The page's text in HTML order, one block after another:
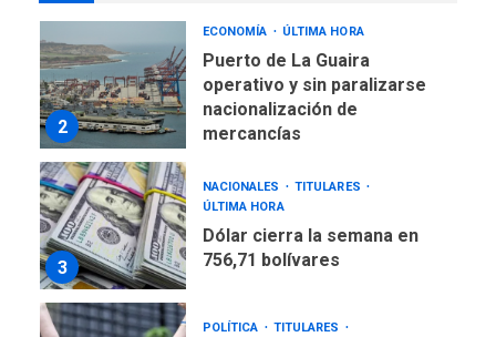
3
ÚLTIMA HORA
Dólar cierra la semana en
756,71 bolívares
4
POLÍTICA
TITULARES
ÚLTIMA HORA
Libertad plena para jueza
María Lourdes Afiuni
INTERNACIONALES
TITULARES